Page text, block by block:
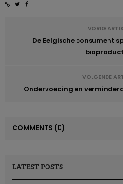
VORIG
De Belgische consument
VOLGENDE
Ondervoeding en
COMMENTS (0)
LATEST POSTS